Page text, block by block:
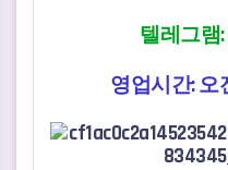
텔레그램:
영업시간: 오